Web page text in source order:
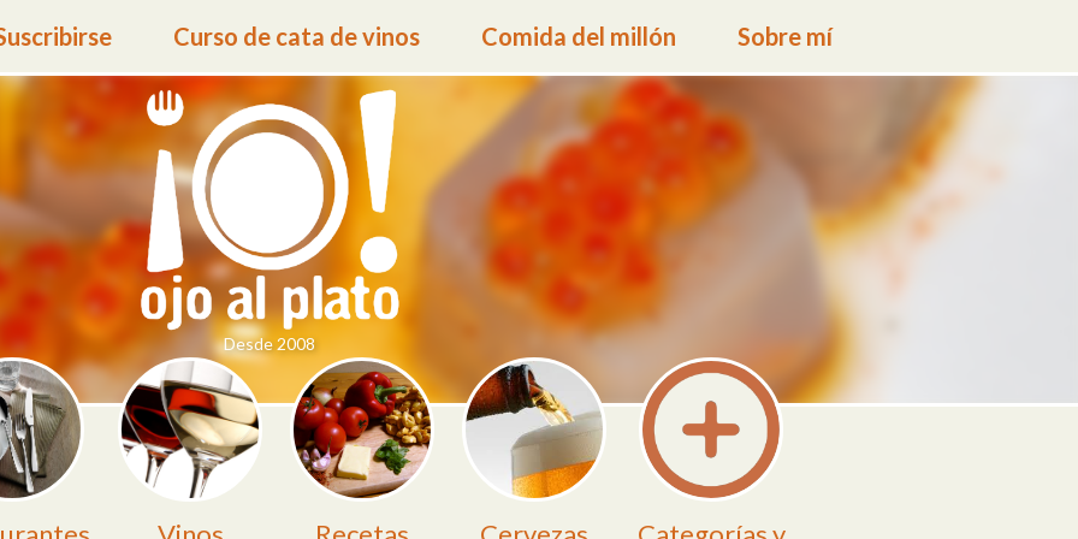
Curso de cata de vinos Comida del millón Sobre mí
Desde 2008